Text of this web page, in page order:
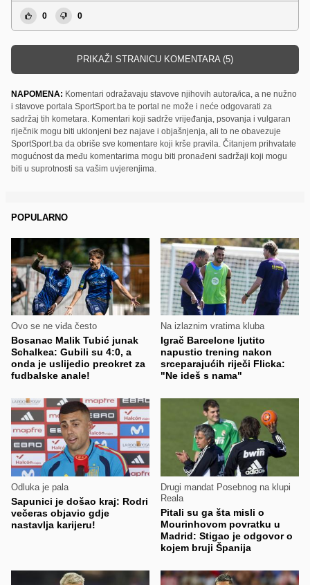
0 0
PRIKAŽI STRANICU KOMENTARA (5)
NAPOMENA: Komentari odražavaju stavove njihovih autora/ica, a ne nužno
i stavove portala SportSport.ba te portal ne može i neće odgovarati za
sadržaj tih kometara. Komentari koji sadrže vrijeđanja, psovanja i vulgaran
riječnik mogu biti uklonjeni bez najave i objašnjenja, ali to ne obavezuje
SportSport.ba da obriše sve komentare koji krše pravila. Čitanjem prihvatate
mogućnost da među komentarima mogu biti pronađeni sadržaji koji mogu
biti u suprotnosti sa vašim uvjerenjima.
POPULARNO
Ovo se ne viđa često
Bosanac Malik Tubić junak
Schalkea: Gubili su 4:0, a
onda je uslijedio preokret za
fudbalske anale!
Na izlaznim vratima kluba
Igrač Barcelone ljutito
napustio trening nakon
srceparajućih riječi Flicka:
"Ne ideš s nama"
Odluka je pala
Sapunici je došao kraj: Rodri
večeras objavio gdje
nastavlja karijeru!
Drugi mandat Posebnog na klupi
Reala
Pitali su ga šta misli o
Mourinhovom povratku u
Madrid: Stigao je odgovor o
kojem bruji Španija